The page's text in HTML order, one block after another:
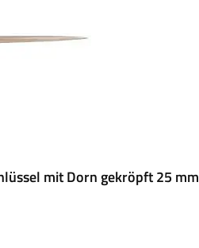
mit Dorn gekröpft 25 mm